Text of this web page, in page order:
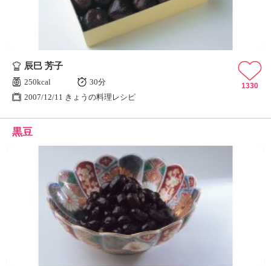
辰巳 芳子
250kcal
30分
2007/12/11 きょうの料理レシピ
1330
黒豆